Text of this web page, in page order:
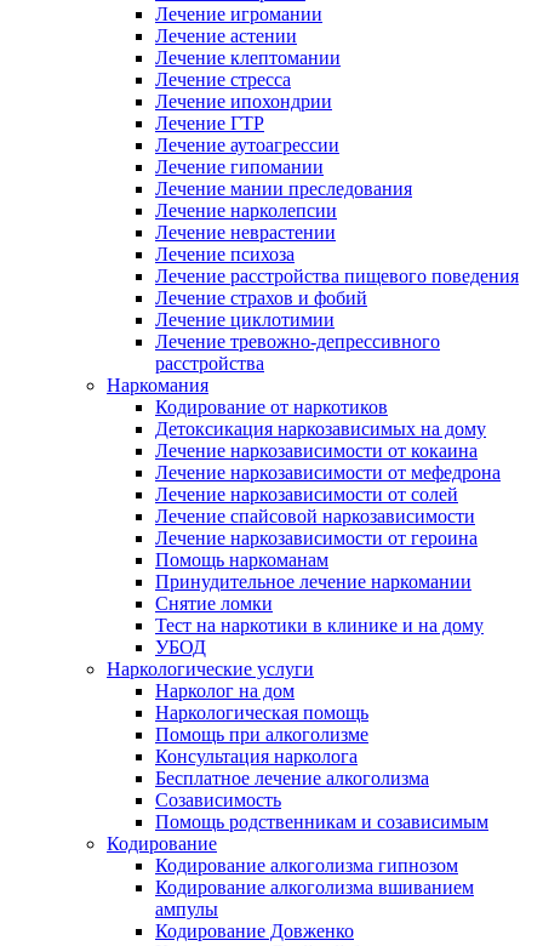
Лечение игромании
Лечение астении
Лечение клептомании
Лечение стресса
Лечение ипохондрии
Лечение ГТР
Лечение аутоагрессии
Лечение гипомании
Лечение мании преследования
Лечение нарколепсии
Лечение неврастении
Лечение психоза
Лечение расстройства пищевого поведения
Лечение страхов и фобий
Лечение циклотимии
Лечение тревожно-депрессивного
расстройства
Наркомания
Кодирование от наркотиков
Детоксикация наркозависимых на дому
Лечение наркозависимости от кокаина
Лечение наркозависимости от мефедрона
Лечение наркозависимости от солей
Лечение спайсовой наркозависимости
Лечение наркозависимости от героина
Помощь наркоманам
Принудительное лечение наркомании
Снятие ломки
Тест на наркотики в клинике и на дому
УБОД
Наркологические услуги
Нарколог на дом
Наркологическая помощь
Помощь при алкоголизме
Консультация нарколога
Бесплатное лечение алкоголизма
Созависимость
Помощь родственникам и созависимым
Кодирование
Кодирование алкоголизма гипнозом
Кодирование алкоголизма вшиванием
ампулы
Кодирование Довженко